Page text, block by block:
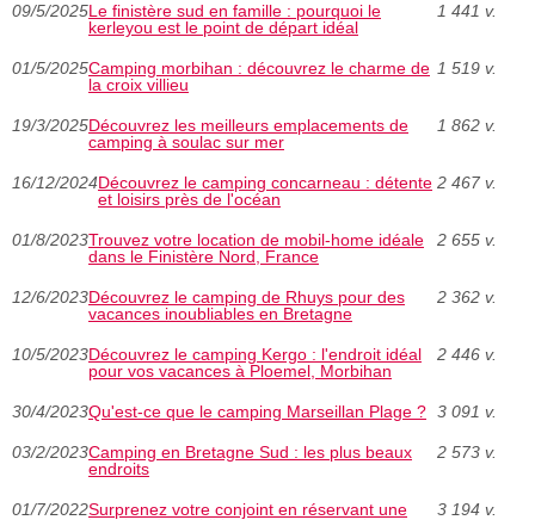
09/5/2025Le finistère sud en famille : pourquoi le
kerleyou est le point de départ idéal
1 441 v.
01/5/2025Camping morbihan : découvrez le charme de
la croix villieu
1 519 v.
19/3/2025Découvrez les meilleurs emplacements de
camping à soulac sur mer
1 862 v.
16/12/2024Découvrez le camping concarneau : détente
et loisirs près de l'océan
2 467 v.
01/8/2023Trouvez votre location de mobil-home idéale
dans le Finistère Nord, France
2 655 v.
12/6/2023Découvrez le camping de Rhuys pour des
vacances inoubliables en Bretagne
2 362 v.
10/5/2023Découvrez le camping Kergo : l'endroit idéal
pour vos vacances à Ploemel, Morbihan
2 446 v.
30/4/2023Qu'est-ce que le camping Marseillan Plage ? 3 091 v.
03/2/2023Camping en Bretagne Sud : les plus beaux
endroits
2 573 v.
01/7/2022Surprenez votre conjoint en réservant une
3 194 v.